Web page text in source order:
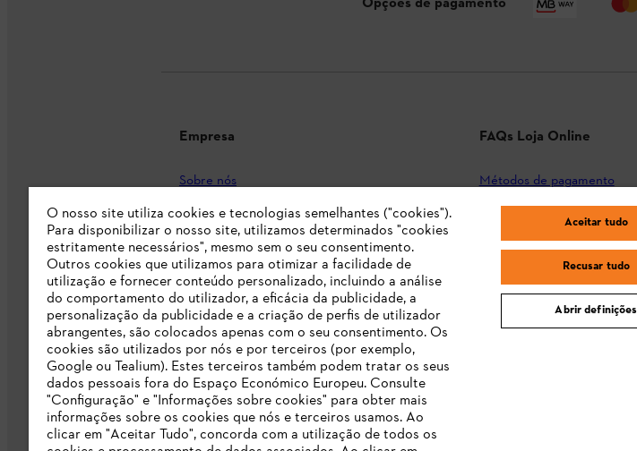
Empresa
Sobre nós
Imprensa
Carreira
Responsabilidade
Linha Integridade STIHL
Informação para fornecedores
Livro de Reclamações
Declaração de acessibilidade
FAQs Loja Online
Métodos de pagamento
Envio e entrega
Devolução
STIHL Orange Deals
O nosso site utiliza cookies e tecnologias semelhantes ("cookies").
Para disponibilizar o nosso site, utilizamos determinados "cookies
estritamente necessários", mesmo sem o seu consentimento.
Outros cookies que utilizamos para otimizar a facilidade de
utilização e fornecer conteúdo personalizado, incluindo a análise
do comportamento do utilizador, a eficácia da publicidade, a
personalização da publicidade e a criação de perfis de utilizador
abrangentes, são colocados apenas com o seu consentimento. Os
cookies são utilizados por nós e por terceiros (por exemplo,
Google ou Tealium). Estes terceiros também podem tratar os seus
dados pessoais fora do Espaço Económico Europeu. Consulte
"Configuração" e "Informações sobre cookies" para obter mais
informações sobre os cookies que nós e terceiros usamos. Ao
clicar em "Aceitar Tudo", concorda com a utilização de todos os
Aceitar tudo
Recusar tudo
Abrir definições